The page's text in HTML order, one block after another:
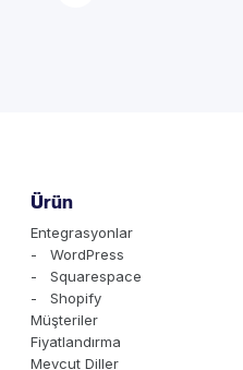
Ürün
Entegrasyonlar
- WordPress
- Squarespace
- Shopify
Müşteriler
Fiyatlandırma
Mevcut Diller